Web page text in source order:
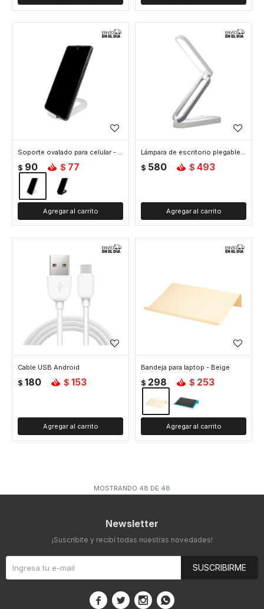
Soporte ovalado para celular - Blanco
$ 90 $ 77
Lámpara de escritorio plegable zigzag
$ 580 $ 493
Cable USB Android
$ 180 $ 153
Bandeja para laptop - Beige
$ 298 $ 253
MOSTRANDO 48 DE 48
Newsletter
¡Suscribite y recibí todas nuestras novedades!
SUSCRIBIRME
   